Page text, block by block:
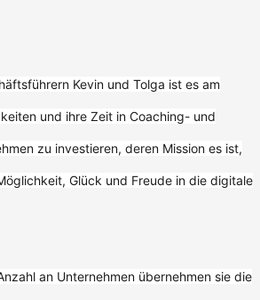
Kevin und Tolga ist es am
und ihre Zeit in Coaching- und
zu investieren, deren Mission es ist,
Glück und Freude in die digitale
an Unternehmen übernehmen sie die